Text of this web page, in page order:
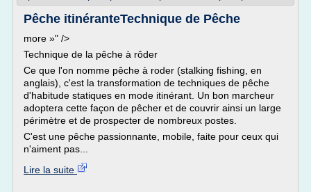
Pêche itinéranteTechnique de Pêche
more »" />
Technique de la pêche à rôder
Ce que l'on nomme pêche à roder (stalking fishing, en
anglais), c'est la transformation de techniques de pêche
d'habitude statiques en mode itinérant. Un bon marcheur
adoptera cette façon de pêcher et de couvrir ainsi un large
périmètre et de prospecter de nombreux postes.
C'est une pêche passionnante, mobile, faite pour ceux qui
n'aiment pas...
Lire la suite